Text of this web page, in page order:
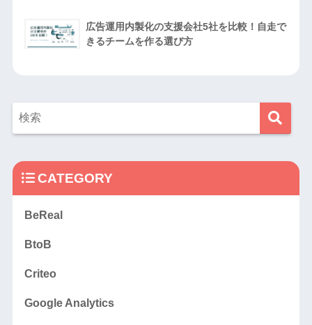
広告運用内製化の支援会社5社を比較！自走で
きるチームを作る選び方
CATEGORY
BeReal
BtoB
Criteo
Google Analytics